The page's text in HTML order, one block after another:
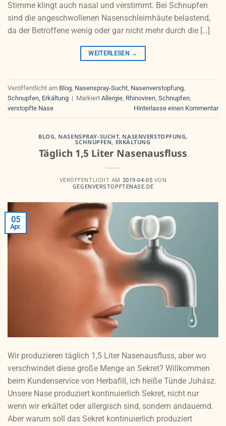
Stimme klingt auch nasal und verstimmt. Bei Schnupfen
sind die angeschwollenen Nasenschleimhäute belastend,
da der Betroffene wenig oder gar nicht mehr durch die […]
WEITERLESEN →
Veröffentlicht am Blog Nasenspray-Sucht Nasenverstopfung
Schnupfen, Erkältung | Markiert Allergie Rhinoviren Schnupfen
verstopfte Nase
Hinterlasse einen Kommentar
BLOG, NASENSPRAY-SUCHT, NASENVERSTOPFUNG,
SCHNUPFEN, ERKÄLTUNG
Täglich 1,5 Liter Nasenausfluss
VERÖFFENTLICHT AM 2019-04-05 VON
GEGENVERSTOPFTENASE.DE
05
Apr.
Wir produzieren täglich 1,5 Liter Nasenausfluss, aber wo
verschwindet diese große Menge an Sekret? Willkommen
beim Kundenservice von Herbafill, ich heiße Tünde Juhász.
Unsere Nase produziert kontinuierlich Sekret, nicht nur
wenn wir erkältet oder allergisch sind, sondern andauernd.
Aber warum soll das Sekret kontinuierlich produziert